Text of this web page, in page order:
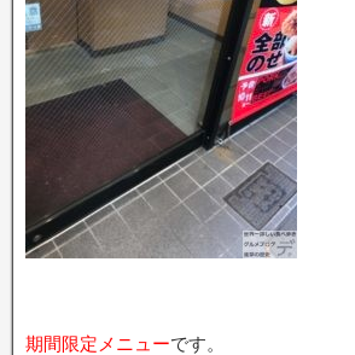
期間限定メニューです。